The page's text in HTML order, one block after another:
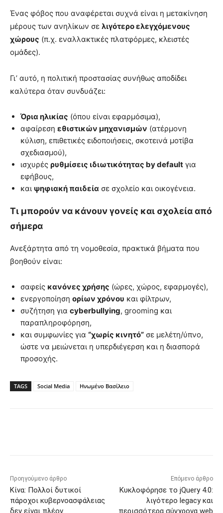
Ένας φόβος που αναφέρεται συχνά είναι η μετακίνηση
μέρους των ανηλίκων σε λιγότερο ελεγχόμενους
χώρους (π.χ. εναλλακτικές πλατφόρμες, κλειστές
ομάδες).
Γι’ αυτό, η πολιτική προστασίας συνήθως αποδίδει
καλύτερα όταν συνδυάζει:
Όρια ηλικίας (όπου είναι εφαρμόσιμα),
αφαίρεση εθιστικών μηχανισμών (ατέρμονη
κύλιση, επιθετικές ειδοποιήσεις, σκοτεινά μοτίβα
σχεδιασμού),
ισχυρές ρυθμίσεις ιδιωτικότητας by default για
εφήβους,
και ψηφιακή παιδεία σε σχολείο και οικογένεια.
Τι μπορούν να κάνουν γονείς και σχολεία από
σήμερα
Ανεξάρτητα από τη νομοθεσία, πρακτικά βήματα που
βοηθούν είναι:
σαφείς κανόνες χρήσης (ώρες, χώρος, εφαρμογές),
ενεργοποίηση ορίων χρόνου και φίλτρων,
συζήτηση για cyberbullying, grooming και
παραπληροφόρηση,
και συμφωνίες για “χωρίς κινητό” σε μελέτη/ύπνο,
ώστε να μειώνεται η υπερδιέγερση και η διασπορά
προσοχής.
TAGS Social Media Ηνωμένο Βασίλειο
Προηγούμενο άρθρο
Κίνα: Πολλοί δυτικοί
πάροχοι κυβερνοασφάλειας
δεν είναι πλέον
Επόμενο άρθρο
Κυκλοφόρησε το jQuery 4.0:
λιγότερο legacy και
περισσότερα σύγχρονα web